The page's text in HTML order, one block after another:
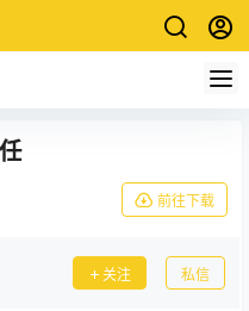
前往下载
关注 私信